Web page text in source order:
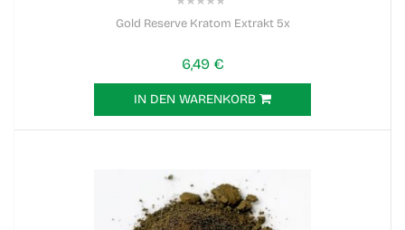
Gold Reserve Kratom Extrakt 5x
6,49 €
IN DEN WARENKORB